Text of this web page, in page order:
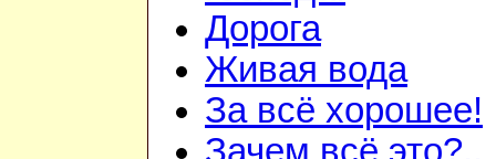
Дорога
Живая вода
За всё хорошее!